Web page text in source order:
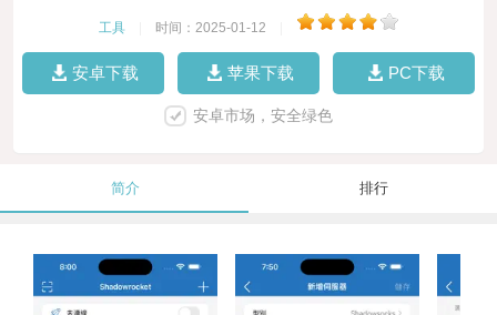
工具 时间：2025-01-12
安卓下载 苹果下载 PC下载
安卓市场，安全绿色
简介 排行